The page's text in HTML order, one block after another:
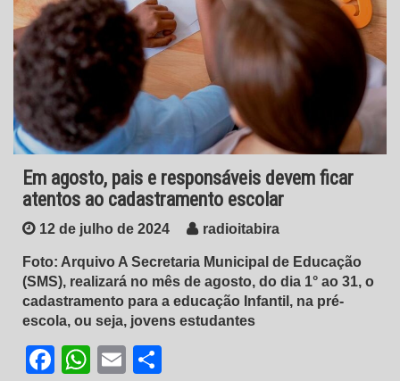
Em agosto, pais e responsáveis devem ficar
atentos ao cadastramento escolar
12 de julho de 2024 radioitabira
Foto: Arquivo A Secretaria Municipal de Educação
(SMS), realizará no mês de agosto, do dia 1° ao 31, o
cadastramento para a educação Infantil, na pré-
escola, ou seja, jovens estudantes
Facebook
WhatsApp
Email